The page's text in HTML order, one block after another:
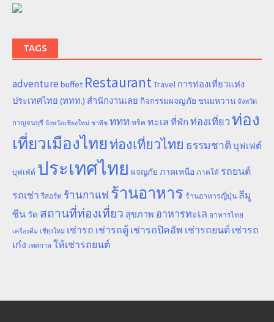
TAGS
adventure buffet RestaurantTravel การท่องเที่ยวแห่ง
ประเทศไทย (ททท.) สำนักงานเลย กิจกรรมผจญภัย ขนมหวาน จังหวัด
กาญจนบุรี จังหวัดเชียงใหม่ ชาพีช ททท ทริค ทะเล ที่พัก ท่องเที่ยวท่อง
เที่ยวเมืองไทยท่องเที่ยวไทย ธรรมชาติ บุฟเฟต์
บุฟเฟ่ต์ ประเทศไทย ผจญภัย ภาคเหนือ ภาคใต้ รถยนต์
รถเช่า รีสอร์ท ร้านกาแฟ ร้านอาหาร ร้านอาหารญี่ปุ่น ลีมู
ซีน วัด สถานที่ท่องเที่ยว สุขภาพ อาหารทะเล อาหารไทย
เครื่องดื่ม เชียงใหม่ เช่ารถ เช่ารถตู้ เช่ารถปิคอัพ เช่ารถยนต์ เช่ารถ
เก๋ง เทศกาล ให้เช่ารถยนต์